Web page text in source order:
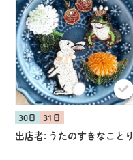
30日 31日
出店者: うたのすきなことり